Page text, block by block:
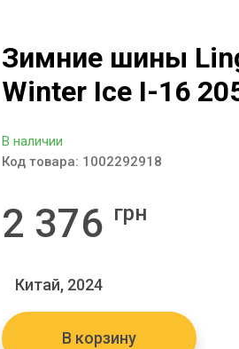
Зимние шины
Winter Ice I-16
В наличии
Код товара: 1002292918
2 376 грн
Китай, 2024
В корзину